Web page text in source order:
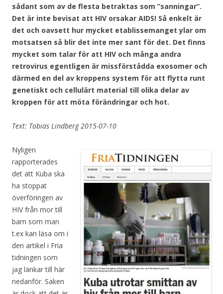
sådant som av de flesta betraktas som ”sanningar”.
Det är inte bevisat att HIV orsakar AIDS! Så enkelt är
det och oavsett hur mycket etablissemanget ylar om
motsatsen så blir det inte mer sant för det. Det finns
mycket som talar för att HIV och många andra
retrovirus egentligen är missförstådda exosomer och
därmed en del av kroppens system för att flytta runt
genetiskt och cellulärt material till olika delar av
kroppen för att möta förändringar och hot.
Text: Tobias Lindberg 2015-07-10
Nyligen
rapporterades
det att Kuba ska
ha stoppat
överföringen av
HIV från mor till
barn som man
t.ex kan läsa om i
den artikel i Fria
tidningen som
jag länkar till här
nedanför. Saken